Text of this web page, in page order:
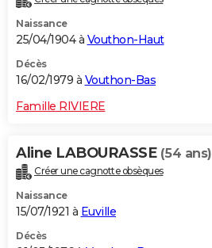
Naissance
25/04/1904 à Vouthon-Haut
Décès
16/02/1979 à Vouthon-Bas
Famille RIVIERE
Aline LABOURASSE (54 ans)
Créer une cagnotte obsèques
Naissance
15/07/1921 à Euville
Décès